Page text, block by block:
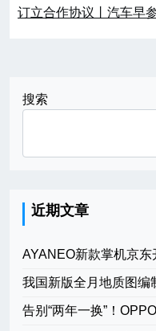
订立合作协议丨汽车早
搜索
近期文章
AYANEO新款掌机京
我国新版全月地质图编
告别“两年一换”！